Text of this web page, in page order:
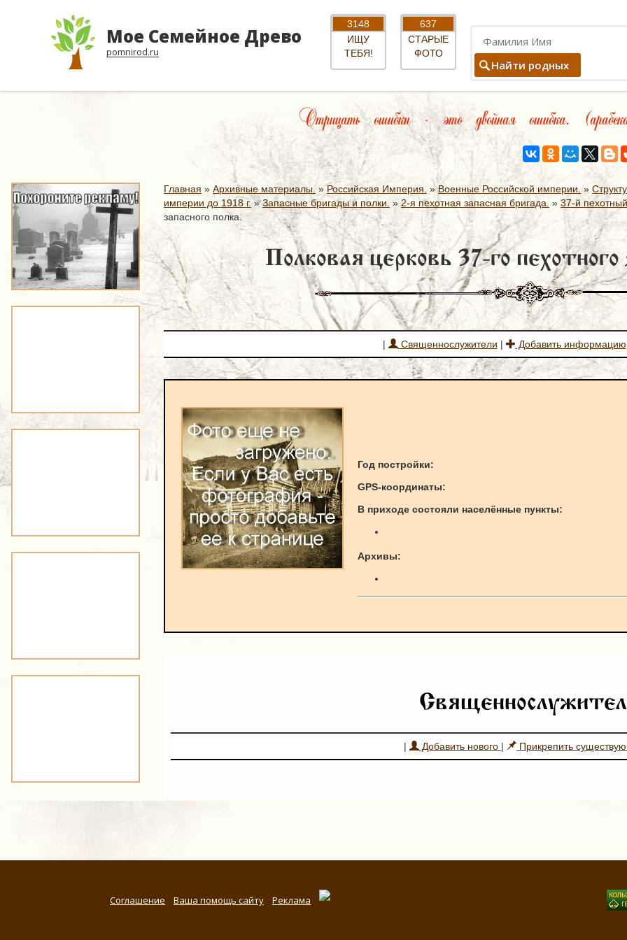
Мое Семейное Древо
pomnirod.ru
3148
ИЩУ
ТЕБЯ!
637
СТАРЫЕ
ФОТО
Найти родных
Отрицать ошибки - это двойная ошибка.
Главная » Архивные материалы. »Российская Империя. »Военные Российской империи. »
империи до 1918 г.»Запасные бригады и полки. »2-я пехотная запасная бригада. » 37-й
запасного полка.
Полковая церковь 37-го пехотного
| Священнослужители | Добавить информацию
Год постройки:
GPS-координаты:
В приходе состояли населённые пункты:
Архивы:
| Добавить нового | Прикрепить
Соглашение Ваша помощь сайту Реклама